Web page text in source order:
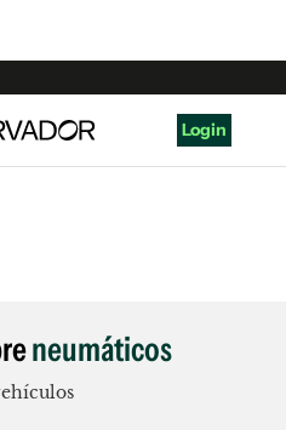
Login
neumáticos